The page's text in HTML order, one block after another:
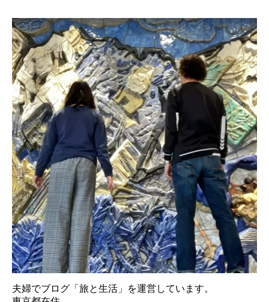
夫婦でブログ「旅と生活」を運営しています。